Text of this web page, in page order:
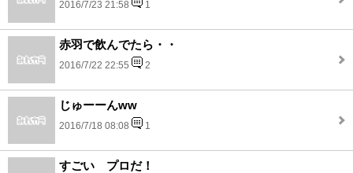
2016/7/23 21:58 1
赤羽で飲んでたら・・
2016/7/22 22:55 2
じゅーーんww
2016/7/18 08:08 1
すごい プロだ！